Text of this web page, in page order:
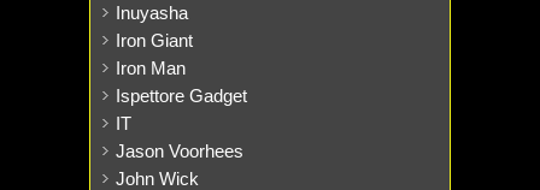
Inuyasha
Iron Giant
Iron Man
Ispettore Gadget
IT
Jason Voorhees
John Wick